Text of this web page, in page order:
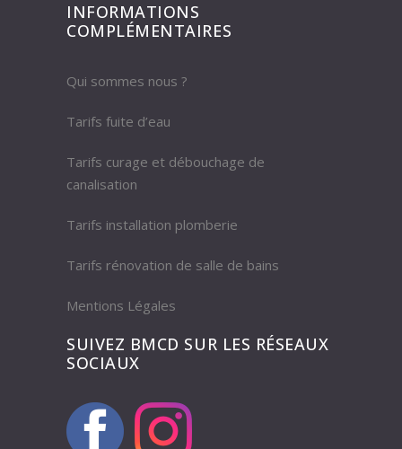
INFORMATIONS
COMPLÉMENTAIRES
Qui sommes nous ?
Tarifs fuite d’eau
Tarifs curage et débouchage de
canalisation
Tarifs installation plomberie
Tarifs rénovation de salle de bains
Mentions Légales
SUIVEZ BMCD SUR LES RÉSEAUX
SOCIAUX